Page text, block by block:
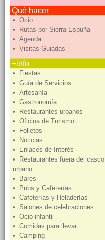
Qué hacer
• Ocio
• Rutas por Sierra Espuña
• Agenda
• Visitas Guiadas
+info
• Fiestas
• Guía de Servicios
• Artesanía
• Gastronomía
• Restaurantes urbanos
• Oficina de Turismo
• Folletos
• Noticias
• Enlaces de Interés
• Restaurantes fuera del casco
urbano
• Bares
• Pubs y Cafeterías
• Cafeterías y Heladerías
• Salones de celebraciones
• Ocio infantil
• Comidas para llevar
• Camping